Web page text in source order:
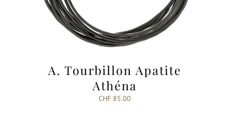
A. Tourbillon Apatite
Athéna
CHF85.00